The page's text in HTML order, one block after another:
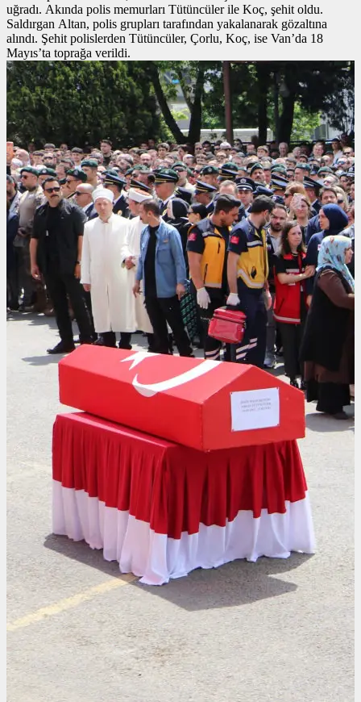
uğradı. Akında polis memurları Tütüncüler ile Koç, şehit oldu.
Saldırgan Altan, polis grupları tarafından yakalanarak gözaltına
alındı. Şehit polislerden Tütüncüler, Çorlu, Koç, ise Van’da 18
Mayıs’ta toprağa verildi.